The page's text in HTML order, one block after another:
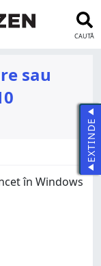
CAUTĂ
sau
EXTINDE